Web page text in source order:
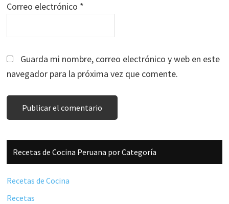
Correo electrónico *
Guarda mi nombre, correo electrónico y web en este
navegador para la próxima vez que comente.
Barra
lateral
principal
Recetas de Cocina Peruana por Categoría
Recetas de Cocina
Recetas